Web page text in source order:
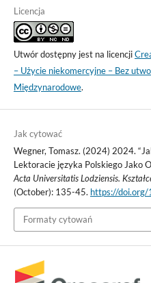
Licencja
Utwór dostępny jest na licencji
– Użycie niekomercyjne – Bez
Międzynarodowe.
Jak cytować
Wegner, Tomasz. (2024) 2024.
Lektoracie języka Polskiego Jako
Acta Universitatis Lodziensis.
(October): 135-45. https://
Formaty cytowań